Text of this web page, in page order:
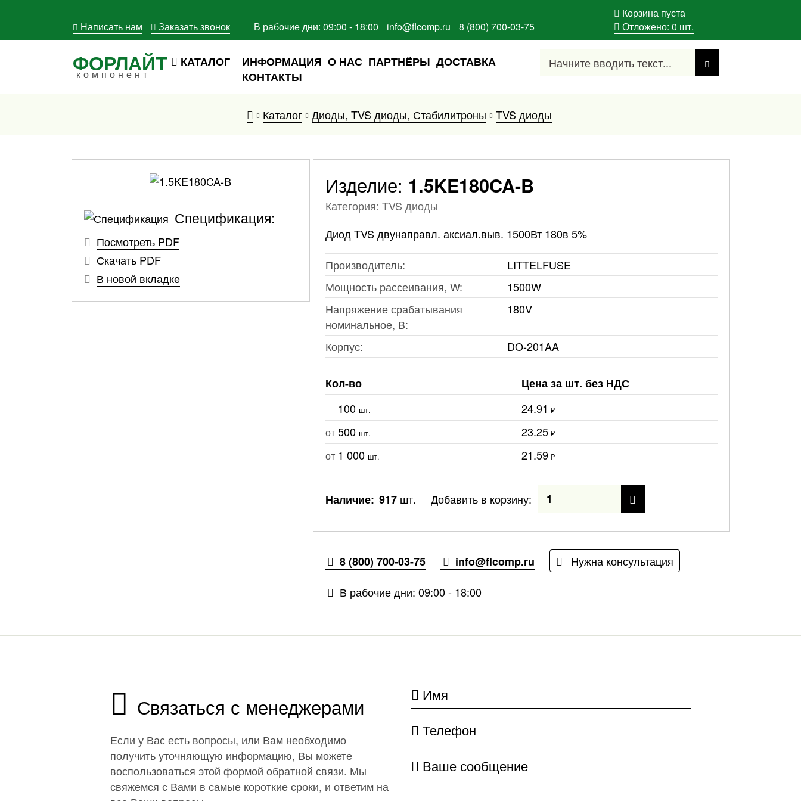
Написать нам Заказать звонок В рабочие дни: 09:00 - 18:00 info@flcomp.ru 8 (800) 700-03-75
Корзина пуста
Отложено: 0 шт.
ФОРЛАЙТ
компонент
КАТАЛОГ ИНФОРМАЦИЯ О НАС ПАРТНЁРЫ ДОСТАВКА
КОНТАКТЫ
Каталог Диоды, TVS диоды, Стабилитроны TVS диоды
Спецификация:
Посмотреть PDF
Скачать PDF
В новой вкладке
Изделие: 1.5KE180CA-B
Категория: TVS диоды
Диод TVS двунаправл. аксиал.выв. 1500Вт 180в 5%
Производитель:
LITTELFUSE
Мощность рассеивания, W:
1500W
Напряжение срабатывания
номинальное, В:
180V
Корпус: DO-201AA
Кол-во
Цена за шт. без НДС
100 шт. 24.91 ₽
от500 шт. 23.25₽
от1 000 шт. 21.59₽
Наличие: 917шт. Добавить в корзину:
8 (800) 700-03-75 info@flcomp.ru
Нужна консультация
В рабочие дни: 09:00 - 18:00
Связаться с менеджерами
Если у Вас есть вопросы, или Вам необходимо
получить уточняющую информацию, Вы можете
воспользоваться этой формой обратной связи. Мы
свяжемся с Вами в самые короткие сроки, и ответим на
Имя
Телефон
Ваше сообщение